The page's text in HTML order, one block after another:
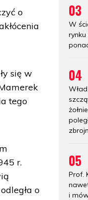
o
się w
tego
r.
o
03
W
04
05
Prof.
i